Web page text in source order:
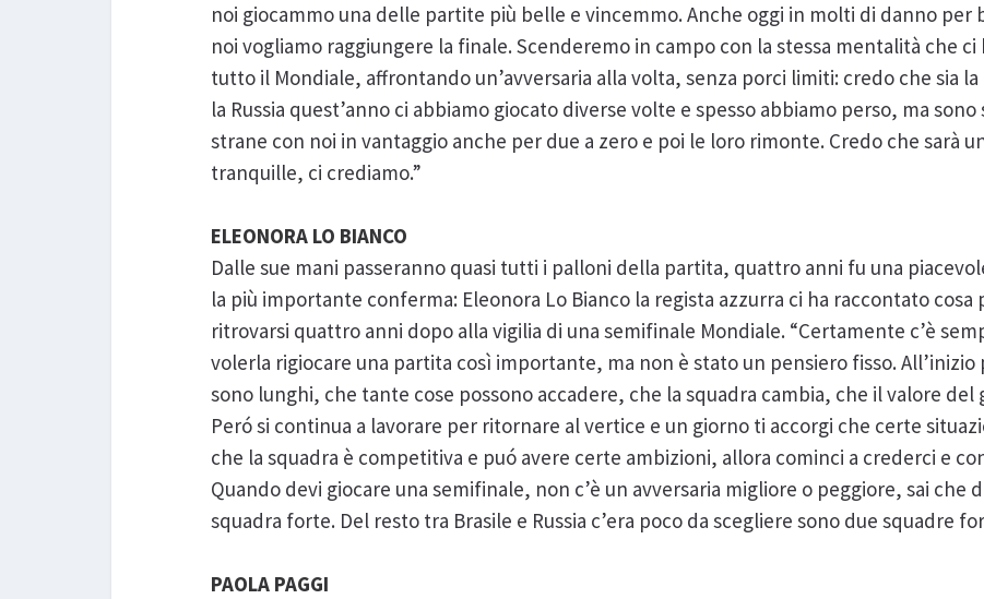
noi giocammo una delle partite più belle e vincemmo. Anche oggi in molti di danno per
noi vogliamo raggiungere la finale. Scenderemo in campo con la stessa mentalità che
tutto il Mondiale, affrontando un’avversaria alla volta, senza porci limiti: credo che sia
la Russia quest’anno ci abbiamo giocato diverse volte e spesso abbiamo perso, ma
strane con noi in vantaggio anche per due a zero e poi le loro rimonte. Credo che sarà
tranquille, ci crediamo.”
ELEONORA LO BIANCO
Dalle sue mani passeranno quasi tutti i palloni della partita, quattro anni fu una
la più importante conferma: Eleonora Lo Bianco la regista azzurra ci ha raccontato cosa
ritrovarsi quattro anni dopo alla vigilia di una semifinale Mondiale. “Certamente c’è
volerla rigiocare una partita così importante, ma non è stato un pensiero fisso.
sono lunghi, che tante cose possono accadere, che la squadra cambia, che il valore del
Peró si continua a lavorare per ritornare al vertice e un giorno ti accorgi che certe
che la squadra è competitiva e puó avere certe ambizioni, allora cominci a crederci e
Quando devi giocare una semifinale, non c’è un avversaria migliore o peggiore, sai che
squadra forte. Del resto tra Brasile e Russia c’era poco da scegliere sono due squadre
PAOLA PAGGI